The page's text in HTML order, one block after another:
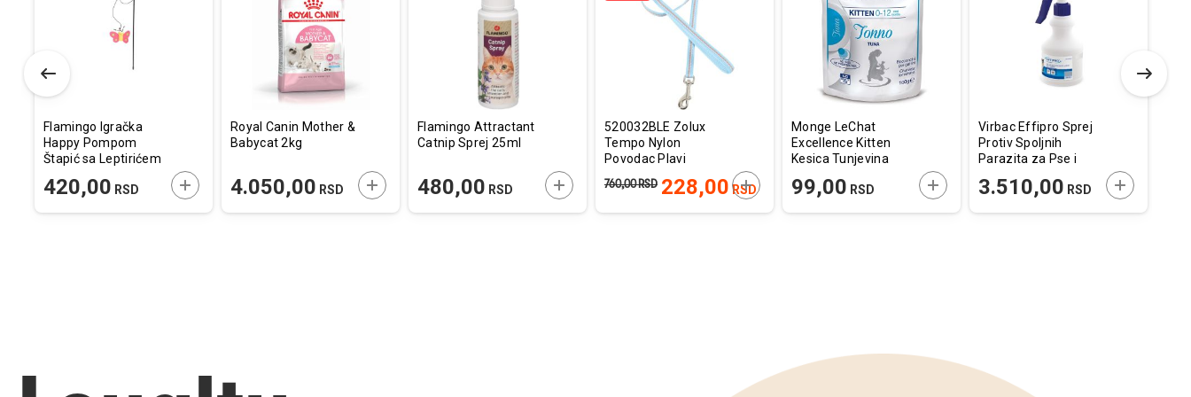
U KORPU
Flamingo Igračka
Happy Pompom
Štapić sa Leptirićem
420,00 RSD DODAJTE U KORPU
Royal Canin Mother &
Babycat 2kg
4.050,00 RSD DODAJTE U KORPU
Flamingo Attractant
Catnip Sprej 25ml
480,00 RSD DODAJTE U KORPU
520032BLE Zolux
Tempo Nylon
Povodac Plavi
228,00 RSD
760,00RSD DODAJTE U KORPU
Monge LeChat
Excellence Kitten
Kesica Tunjevina
99,00 RSD DODAJTE U KORPU
Virbac Effipro Sprej
Protiv Spoljnih
Parazita za Pse i
3.510,00 RSD DODAJTE U